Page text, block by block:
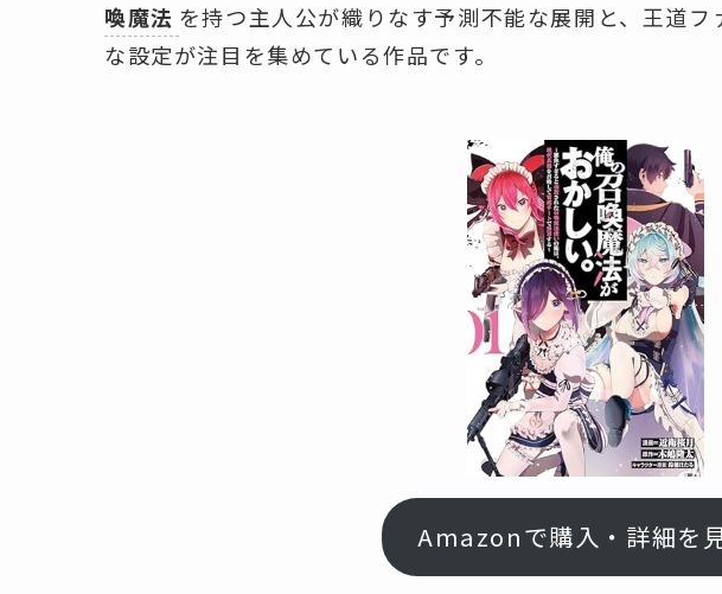
喚魔法 を持つ主人公が織りなす予測不能な展開と、王道
な設定が注目を集めている作品です。
Amazonで購入・詳細を